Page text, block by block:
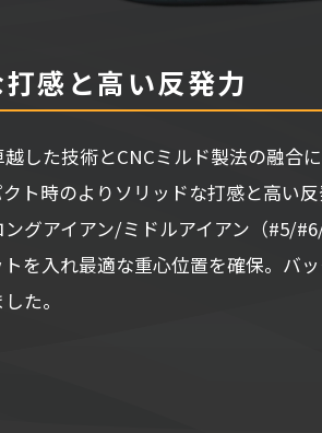
感と高い反発力
した技術とCNCミルド製法の融合
ト時のよりソリッドな打感と高い
ングアイアン/ミドルアイアン（#5/
を入れ最適な重心位置を確保。バ
た。